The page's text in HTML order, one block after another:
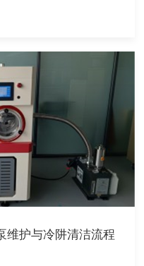
设计三大维度。
维护与冷阱清洁流程